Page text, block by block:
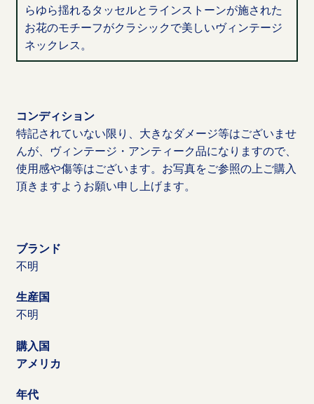
らゆら揺れるタッセルとラインストーンが施された
お花のモチーフがクラシックで美しいヴィンテージ
ネックレス。
コンディション
特記されていない限り、大きなダメージ等はございませ
んが、ヴィンテージ・アンティーク品になりますので、
使用感や傷等はございます。お写真をご参照の上ご購入
頂きますようお願い申し上げます。
ブランド
不明
生産国
不明
購入国
アメリカ
年代